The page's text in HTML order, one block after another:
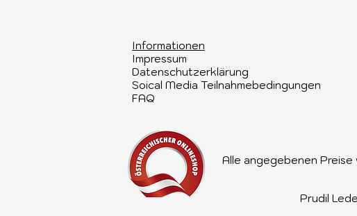
Informationen​
Impressum
Datenschutzerklärung
Soical Media Teilnahmebedingungen
FAQ
Alle angegebenen
Prudil